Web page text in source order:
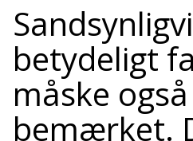
betydeligt
måske
bemærket.